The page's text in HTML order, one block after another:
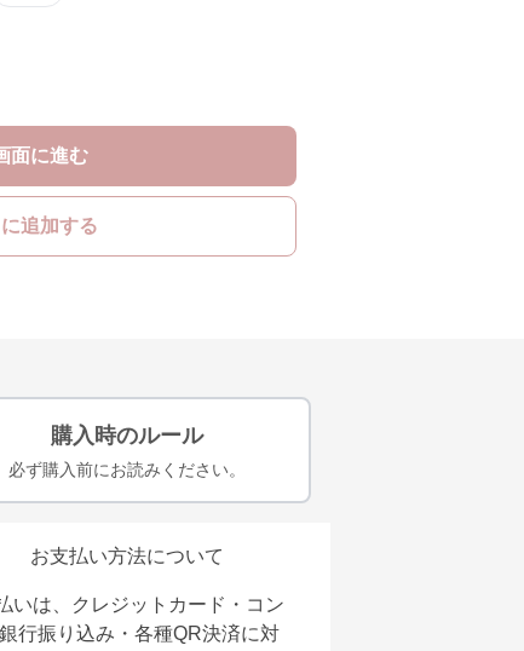
面に進む
追加する
購入時のルール
必ず購入前にお読みください。
お支払い方法について
いは、クレジットカード・コン
行振り込み・各種QR決済に対